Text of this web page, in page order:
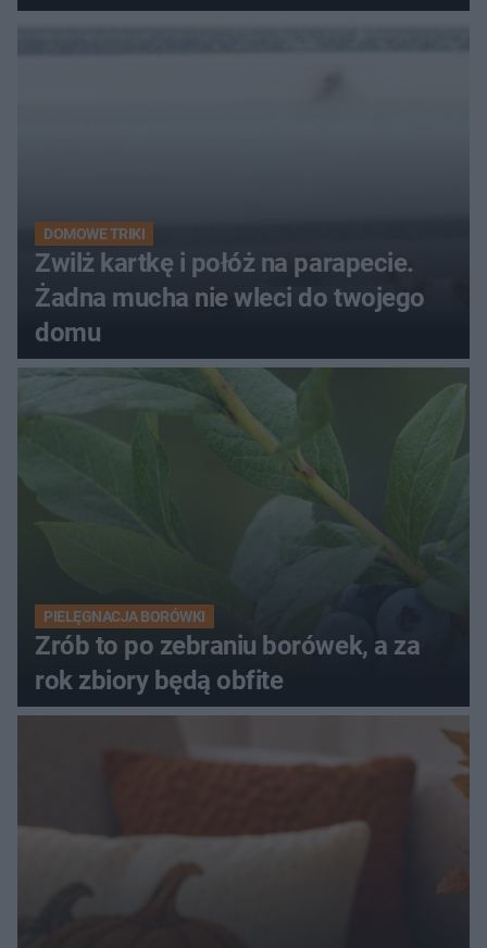
kobiety
DOMOWE TRIKI
Zwilż kartkę i połóż na parapecie.
Żadna mucha nie wleci do twojego
domu
PIELĘGNACJA BORÓWKI
Zrób to po zebraniu borówek, a za
rok zbiory będą obfite